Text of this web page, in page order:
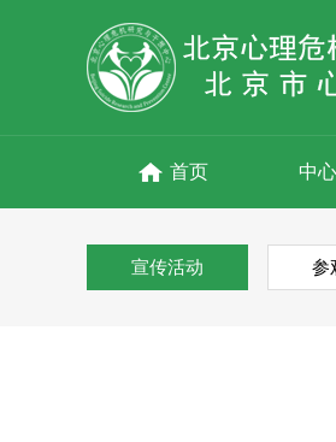
首页 中
宣传活动 参